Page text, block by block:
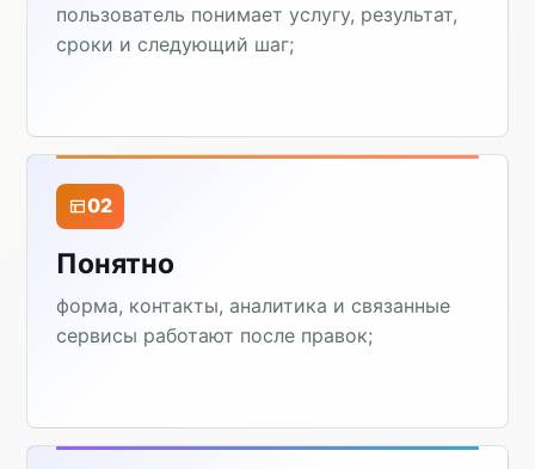
пользователь понимает услугу, результат,
сроки и следующий шаг;
02
Понятно
форма, контакты, аналитика и связанные
сервисы работают после правок;